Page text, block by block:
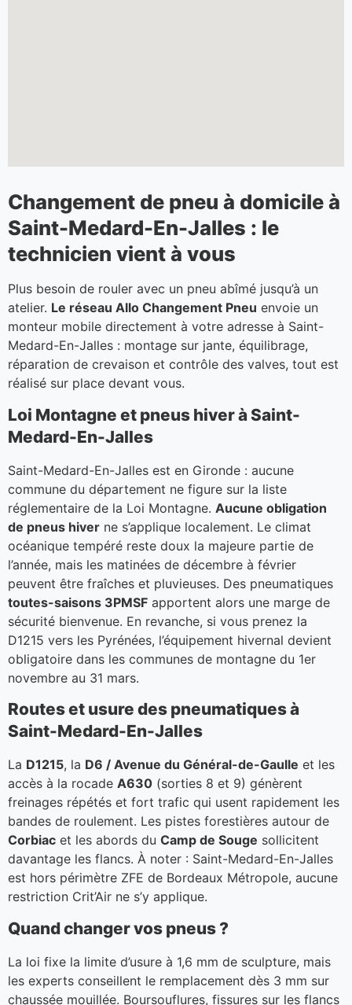
Changement de pneu à domicile à
Saint-Medard-En-Jalles : le
technicien vient à vous
Plus besoin de rouler avec un pneu abîmé jusqu’à un
atelier. Le réseau Allo Changement Pneu envoie un
monteur mobile directement à votre adresse à Saint-
Medard-En-Jalles : montage sur jante, équilibrage,
réparation de crevaison et contrôle des valves, tout est
réalisé sur place devant vous.
Loi Montagne et pneus hiver à Saint-
Medard-En-Jalles
Saint-Medard-En-Jalles est en Gironde : aucune
commune du département ne figure sur la liste
réglementaire de la Loi Montagne. Aucune obligation
de pneus hiver ne s’applique localement. Le climat
océanique tempéré reste doux la majeure partie de
l’année, mais les matinées de décembre à février
peuvent être fraîches et pluvieuses. Des pneumatiques
toutes-saisons 3PMSF apportent alors une marge de
sécurité bienvenue. En revanche, si vous prenez la
D1215 vers les Pyrénées, l’équipement hivernal devient
obligatoire dans les communes de montagne du 1er
novembre au 31 mars.
Routes et usure des pneumatiques à
Saint-Medard-En-Jalles
La D1215, la D6 / Avenue du Général-de-Gaulle et les
accès à la rocade A630 (sorties 8 et 9) génèrent
freinages répétés et fort trafic qui usent rapidement les
bandes de roulement. Les pistes forestières autour de
Corbiac et les abords du Camp de Souge sollicitent
davantage les flancs. À noter : Saint-Medard-En-Jalles
est hors périmètre ZFE de Bordeaux Métropole, aucune
restriction Crit’Air ne s’y applique.
Quand changer vos pneus ?
La loi fixe la limite d’usure à 1,6 mm de sculpture, mais
les experts conseillent le remplacement dès 3 mm sur
chaussée mouillée. Boursouflures, fissures sur les flancs